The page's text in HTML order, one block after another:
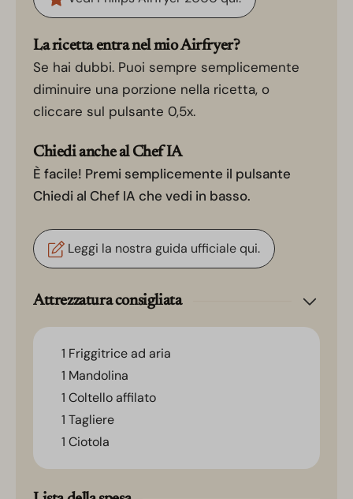
La ricetta entra nel mio Airfryer?
Se hai dubbi. Puoi sempre semplicemente
diminuire una porzione nella ricetta, o
cliccare sul pulsante 0,5x.
Chiedi anche al Chef IA
È facile! Premi semplicemente il pulsante
Chiedi al Chef IA che vedi in basso.
Leggi la nostra guida ufficiale qui.
Attrezzatura consigliata
1 Friggitrice ad aria
1 Mandolina
1 Coltello affilato
1 Tagliere
1 Ciotola